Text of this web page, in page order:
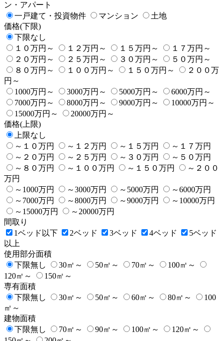
ン・アパート
一戸建て・投資物件
マンション
土地
価格(下限)
下限なし
１０万円～
１２万円～ １５万円～
１７万円～
２０万円～
２５万円～ ３０万円～
５０万円～
８０万円～
１００万円～ １５０万円～
２００万
円～
1000万円～
3000万円～ 5000万円～
6000万円～
7000万円～
8000万円～ 9000万円～
10000万円～
15000万円～
20000万円～
価格(上限)
上限なし
～１０万円
～１２万円 ～１５万円
～１７万円
～２０万円
～２５万円 ～３０万円
～５０万円
～８０万円
～１００万円 ～１５０万円
～２００
万円
～1000万円
～3000万円 ～5000万円
～6000万円
～7000万円
～8000万円 ～9000万円
～10000万円
～15000万円
～20000万円
間取り
1ベッド以下
2ベッド 3ベッド 4ベッド
5ベッド
以上
使用部分面積
下限無し
30㎡～ 50㎡～ 70㎡～
100㎡～
120㎡～
150㎡～
専有面積
下限無し
30㎡～ 50㎡～ 60㎡～ 80㎡～
100
㎡～
建物面積
下限無し
70㎡～ 90㎡～ 100㎡～
120㎡～